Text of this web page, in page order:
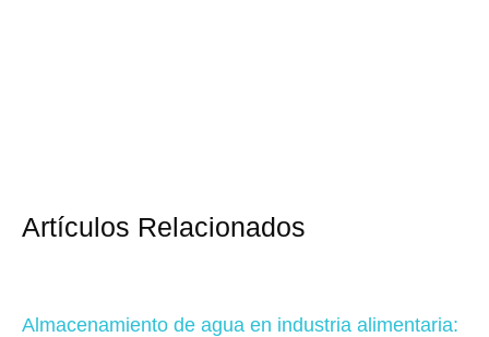
Artículos Relacionados
Almacenamiento de agua en industria alimentaria: